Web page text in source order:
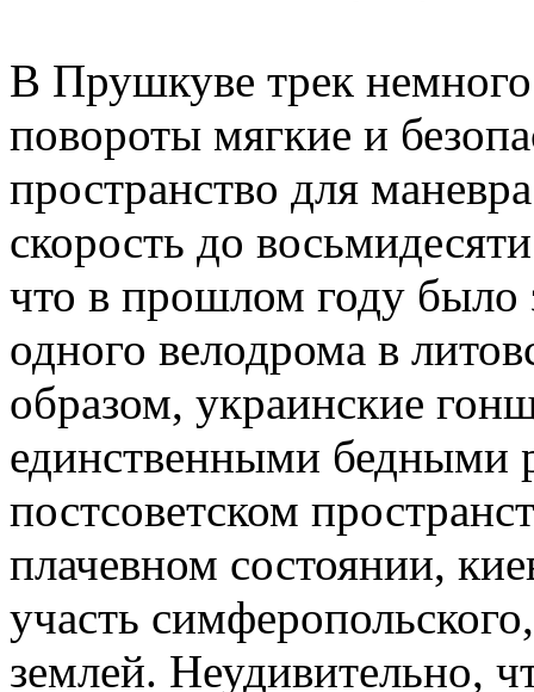
В Прушкуве трек
повороты мягкие и
пространство для
скорость до
что в прошлом году было
одного велодрома в
образом, украинские
единственными бедными
постсоветском
плачевном состоянии,
участь
землей. Неудивительно,